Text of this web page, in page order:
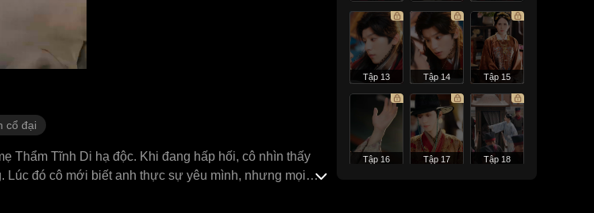
cổ đại
Thẩm Tĩnh Di hạ độc. Khi đang hấp hối, cô nhìn thấy
đó cô mới biết anh thực sự yêu mình, nhưng mọi
Tập 13 Tập 14 Tập 15
Tập 16 Tập 17 Tập 18